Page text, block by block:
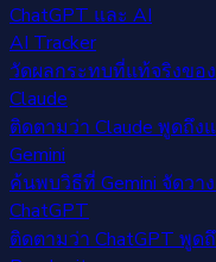
ChatGPT และ AI
AI Tracker
วัดผลกระทบที่แท้จริงขอ
Claude
ติดตามว่า Claude พูดถึ
Gemini
ค้นพบวิธีที่ Gemini จัดว
ChatGPT
ติดตามว่า ChatGPT พู